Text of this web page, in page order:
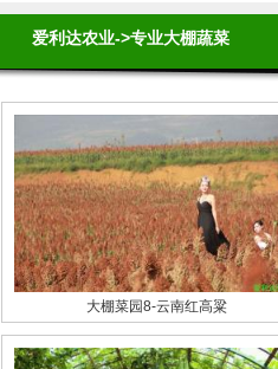
爱利达农业->专业大棚蔬菜
大棚菜园8-云南红高粱